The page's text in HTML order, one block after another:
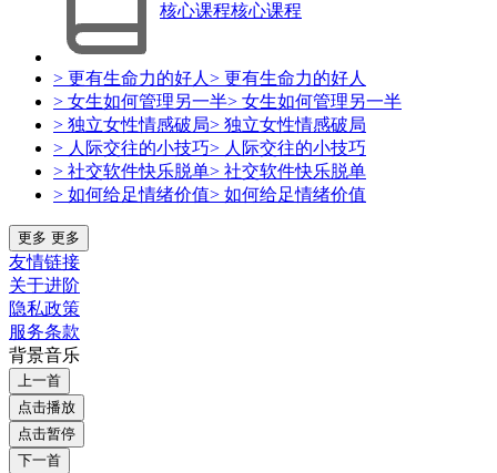
核心课程核心课程
> 更有生命力的好人 > 更有生命力的好人
> 女生如何管理另一半> 女生如何管理另一半
> 独立女性情感破局> 独立女性情感破局
> 人际交往的小技巧> 人际交往的小技巧
> 社交软件快乐脱单> 社交软件快乐脱单
> 如何给足情绪价值> 如何给足情绪价值
更多 更多
友情链接
关于进阶
隐私政策
服务条款
背景音乐
上一首
点击播放
点击暂停
下一首